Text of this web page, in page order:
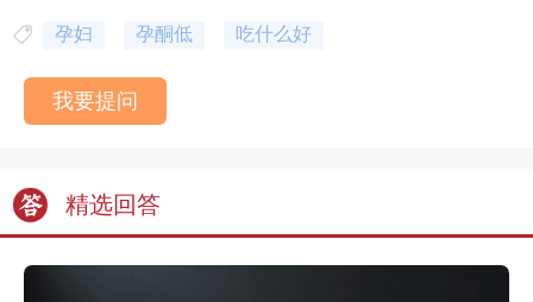
孕妇 孕酮低 吃什么好
我要提问
精选回答